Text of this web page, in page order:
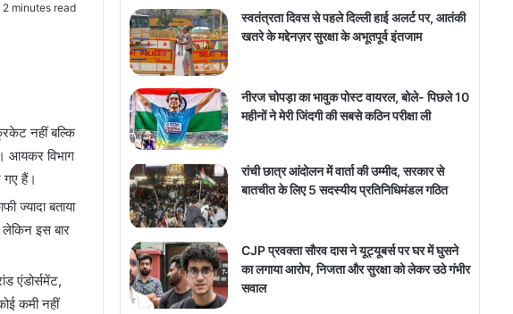
2 minutes read
नहीं बल्कि
आयकर विभाग
गए हैं।
ज्यादा बताया
लेकिन इस बार
एंडोर्समेंट,
कमी नहीं
स्वतंत्रता दिवस से पहले दिल्ली हाई अलर्ट पर, आतंकी
खतरे के मद्देनज़र सुरक्षा के अभूतपूर्व इंतजाम
नीरज चोपड़ा का भावुक पोस्ट वायरल, बोले- पिछले 10
महीनों ने मेरी जिंदगी की सबसे कठिन परीक्षा ली
रांची छात्र आंदोलन में वार्ता की उम्मीद, सरकार से
बातचीत के लिए 5 सदस्यीय प्रतिनिधिमंडल गठित
CJP प्रवक्ता सौरव दास ने यूट्यूबर्स पर घर में घुसने
का लगाया आरोप, निजता और सुरक्षा को लेकर उठे गंभीर
सवाल